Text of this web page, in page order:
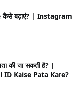
बढ़ाएं? | Instagram
की जा सकती है? |
Kaise Pata Kare?